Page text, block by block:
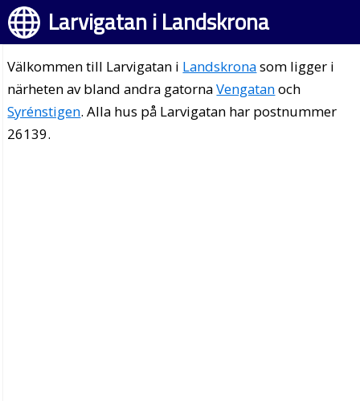
Larvigatan i Landskrona
Välkommen till Larvigatan i Landskronasom ligger i
närheten av bland andra gatornaVengatanoch
Syrénstigen. Alla hus på Larvigatan har postnummer
26139.